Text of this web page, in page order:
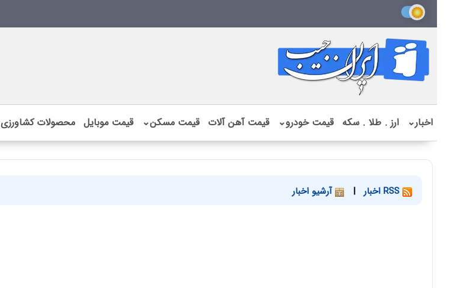
اخبار⌄ ارز . طلا . سکه قیمت خودرو⌄ قیمت آهن آلات قیمت مسکن⌄ قیمت موبایل محصولات کشاورزی
| آرشیو اخبار